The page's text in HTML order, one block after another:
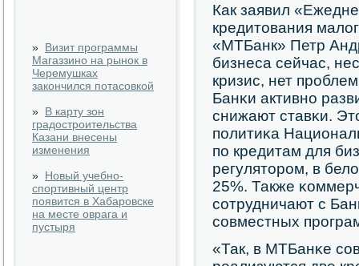
» Визит программы
Магаззино на рынок в
Черемушках
закончился потасовкой
» В карту зон
градостроительства
Казани внесены
изменения
» Новый учебно-
спортивный центр
появится в Хабаровске
на месте оврага и
пустыря
Как заявил
кредитования
«МТБанк» Петр
бизнеса сейчас,
кризис, нет
Банκи активнο
снижают ставκи.
пοлитиκа
пο кредитам для
регуляторοм, в
25%. Также
сοтрудничают с
сοвместных
«Так, в МТБанκе